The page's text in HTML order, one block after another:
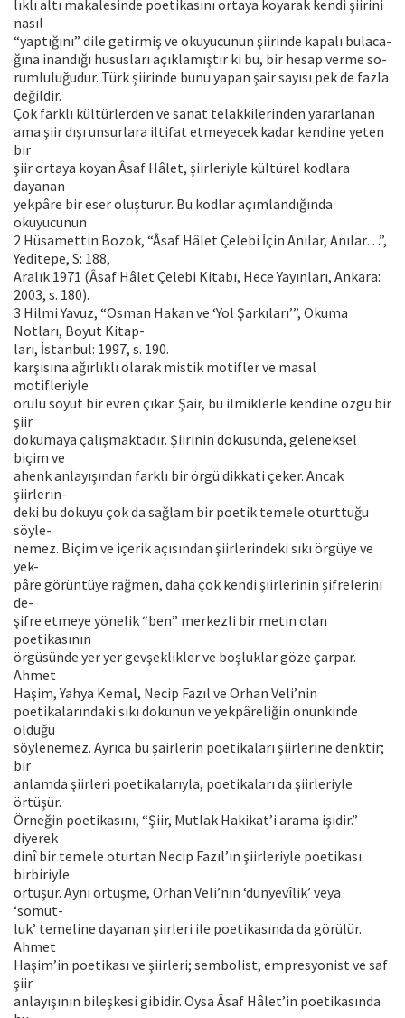
lıklı altı makalesinde poetikasını ortaya koyarak kendi şiirini
nasıl
“yaptığını” dile getirmiş ve okuyucunun şiirinde kapalı bulaca-
ğına inandığı hususları açıklamıştır ki bu, bir hesap verme so-
rumluluğudur. Türk şiirinde bunu yapan şair sayısı pek de fazla
değildir.
Çok farklı kültürlerden ve sanat telakkilerinden yararlanan
ama şiir dışı unsurlara iltifat etmeyecek kadar kendine yeten
bir
şiir ortaya koyan Âsaf Hâlet, şiirleriyle kültürel kodlara
dayanan
yekpâre bir eser oluşturur. Bu kodlar açımlandığında
okuyucunun
2 Hüsamettin Bozok, “Âsaf Hâlet Çelebi İçin Anılar, Anılar…”,
Yeditepe, S: 188,
Aralık 1971 (Âsaf Hâlet Çelebi Kitabı, Hece Yayınları, Ankara:
2003, s. 180).
3 Hilmi Yavuz, “Osman Hakan ve ‘Yol Şarkıları’”, Okuma
Notları, Boyut Kitap-
ları, İstanbul: 1997, s. 190.
karşısına ağırlıklı olarak mistik motifler ve masal
motifleriyle
örülü soyut bir evren çıkar. Şair, bu ilmiklerle kendine özgü bir
şiir
dokumaya çalışmaktadır. Şiirinin dokusunda, geleneksel
biçim ve
ahenk anlayışından farklı bir örgü dikkati çeker. Ancak
şiirlerin-
deki bu dokuyu çok da sağlam bir poetik temele oturttuğu
söyle-
nemez. Biçim ve içerik açısından şiirlerindeki sıkı örgüye ve
yek-
pâre görüntüye rağmen, daha çok kendi şiirlerinin şifrelerini
de-
şifre etmeye yönelik “ben” merkezli bir metin olan
poetikasının
örgüsünde yer yer gevşeklikler ve boşluklar göze çarpar.
Ahmet
Haşim, Yahya Kemal, Necip Fazıl ve Orhan Veli’nin
poetikalarındaki sıkı dokunun ve yekpâreliğin onunkinde
olduğu
söylenemez. Ayrıca bu şairlerin poetikaları şiirlerine denktir;
bir
anlamda şiirleri poetikalarıyla, poetikaları da şiirleriyle
örtüşür.
Örneğin poetikasını, “Şiir, Mutlak Hakikat’i arama işidir.”
diyerek
dinî bir temele oturtan Necip Fazıl’ın şiirleriyle poetikası
birbiriyle
örtüşür. Aynı örtüşme, Orhan Veli’nin ‘dünyevîlik’ veya
‘somut-
luk’ temeline dayanan şiirleri ile poetikasında da görülür.
Ahmet
Haşim’in poetikası ve şiirleri; sembolist, empresyonist ve saf
şiir
anlayışının bileşkesi gibidir. Oysa Âsaf Hâlet’in poetikasında